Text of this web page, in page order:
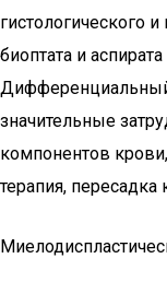
гистологического
биоптата и
значительные
компонентов
терапия, пересадка